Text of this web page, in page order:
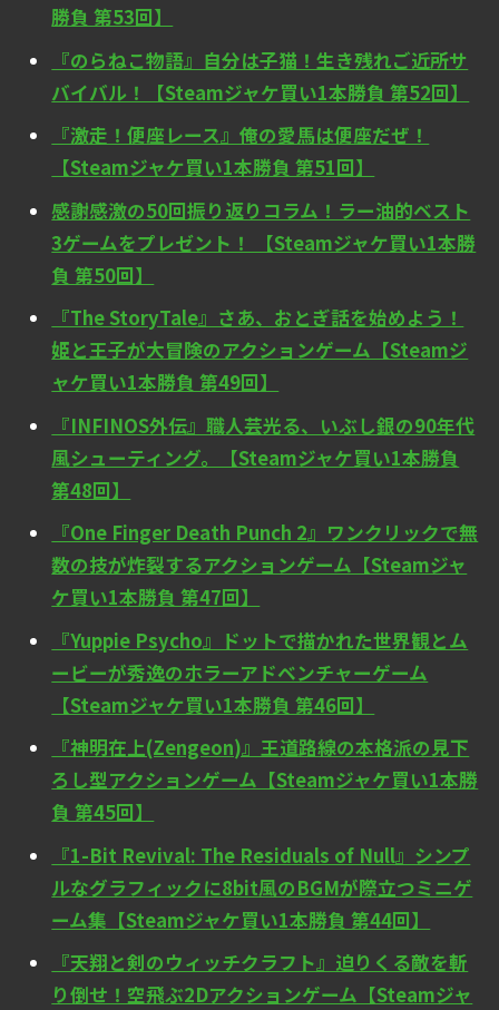
勝負 第53回】
『のらねこ物語』自分は子猫！生き残れご近所サ
バイバル！【Steamジャケ買い1本勝負 第52回】
『激走！便座レース』俺の愛馬は便座だぜ！
【Steamジャケ買い1本勝負 第51回】
感謝感激の50回振り返りコラム！ラー油的ベスト
3ゲームをプレゼント！ 【Steamジャケ買い1本勝
負 第50回】
『The StoryTale』さあ、おとぎ話を始めよう！
姫と王子が大冒険のアクションゲーム【Steamジ
ャケ買い1本勝負 第49回】
『INFINOS外伝』職人芸光る、いぶし銀の90年代
風シューティング。【Steamジャケ買い1本勝負
第48回】
『One Finger Death Punch 2』ワンクリックで無
数の技が炸裂するアクションゲーム【Steamジャ
ケ買い1本勝負 第47回】
『Yuppie Psycho』ドットで描かれた世界観とム
ービーが秀逸のホラーアドベンチャーゲーム
【Steamジャケ買い1本勝負 第46回】
『神明在上(Zengeon)』王道路線の本格派の見下
ろし型アクションゲーム【Steamジャケ買い1本勝
負 第45回】
『1-Bit Revival: The Residuals of Null』シンプ
ルなグラフィックに8bit風のBGMが際立つミニゲ
ーム集【Steamジャケ買い1本勝負 第44回】
『天翔と剣のウィッチクラフト』迫りくる敵を斬
り倒せ！空飛ぶ2Dアクションゲーム【Steamジャ